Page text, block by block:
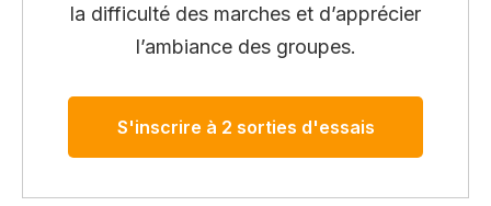
la difficulté des marches et d’apprécier
l’ambiance des groupes.
S'inscrire à 2 sorties d'essais